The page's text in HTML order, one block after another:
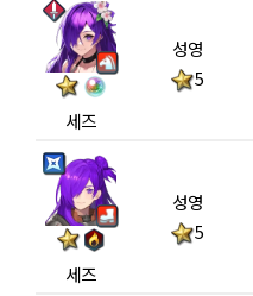
세즈
성영
5
세즈
성영
5